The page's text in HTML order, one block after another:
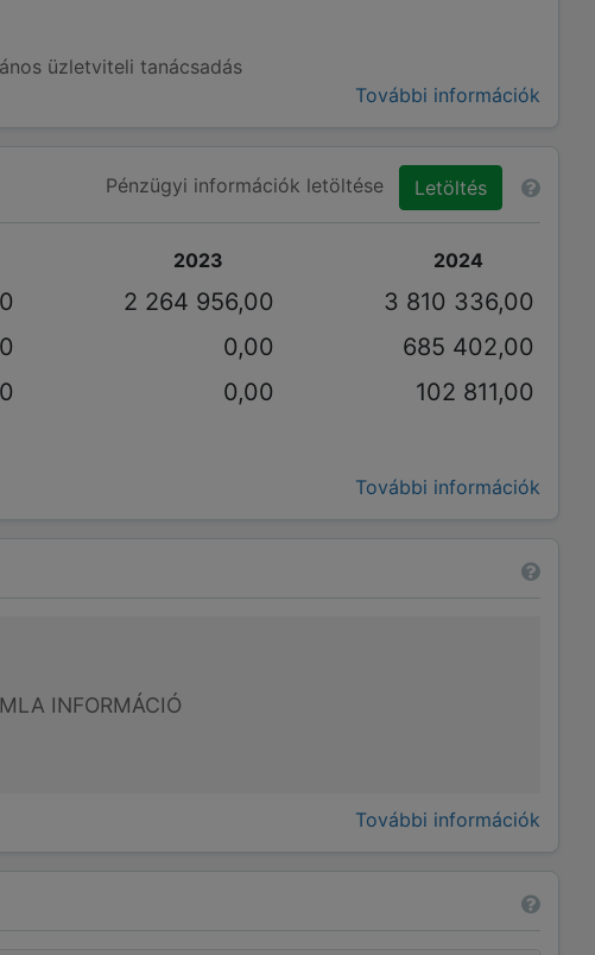
üzletviteli tanácsadás
További információk
Pénzügyi információk letöltése Letöltés
2023 2024
2 264 956,00
3 810 336,00
0,00
685 402,00
0,00 102 811,00
További információk
INFORMÁCIÓ
További információk